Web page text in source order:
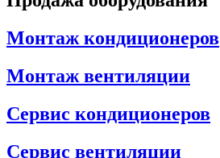
Монтаж кондиционеров
Монтаж вентиляции
Сервис кондиционеров
Сервис вентиляции